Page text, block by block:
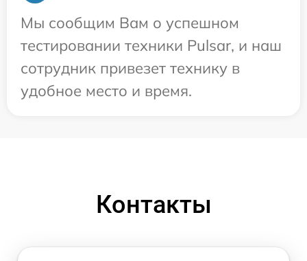
Мы сообщим Вам о успешном
тестировании техники Pulsar, и наш
сотрудник привезет технику в
удобное место и время.
Контакты